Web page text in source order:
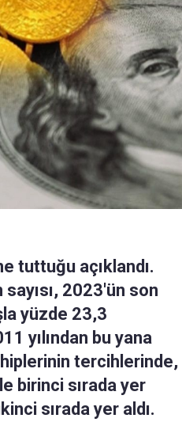
tuttuğu açıklandı.
2023'ün son
yüzde 23,3
yılından bu yana
tercihlerinde,
birinci sırada yer
sırada yer aldı.